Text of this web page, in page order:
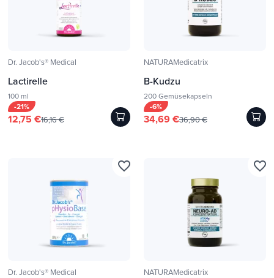
Dr. Jacob's® Medical
Lactirelle
100 ml
-21%
12,75 €16,16 €
NATURAMedicatrix
B-Kudzu
200 Gemüsekapseln
-6%
34,69 €36,90 €
Dr. Jacob's® Medical
favorite_border
NATURAMedicatrix
favorite_border